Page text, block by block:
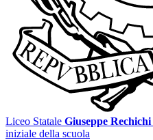
Liceo Statale Giuseppe Rechichi
iniziale della scuola